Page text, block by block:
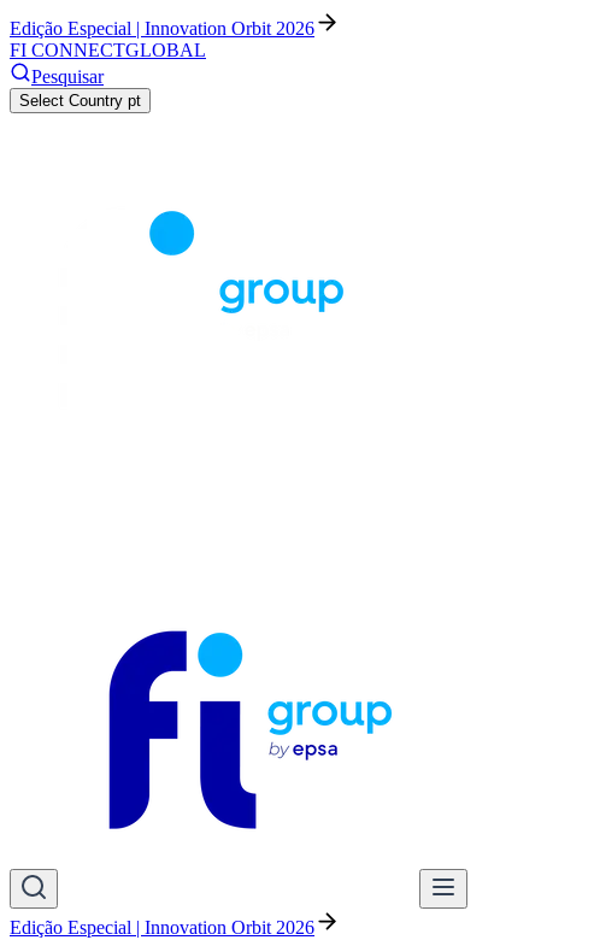
Edição Especial | Innovation Orbit 2026
FI CONNECTGLOBAL
Pesquisar
Select Country pt
Edição Especial | Innovation Orbit 2026